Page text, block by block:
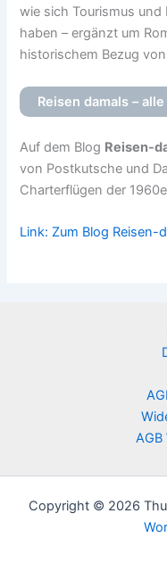
wie sich Tourismus
haben – ergänzt um
historischem Bezug von
Reisen damals –
Auf dem Blog Reisen-
von Postkutsche und
Charterflügen der
Link: Zum Blog Reisen-
AGB
Copyright © 2026